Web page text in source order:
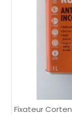
Fixateur Corten